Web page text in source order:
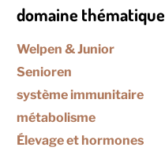
domaine thématique
Welpen & Junior
Senioren
système immunitaire
métabolisme
Élevage et hormones